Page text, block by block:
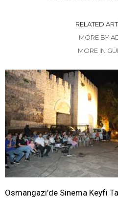
RELATED
MORE BY
MORE IN
Osmangazi’de Sinema Keyfi